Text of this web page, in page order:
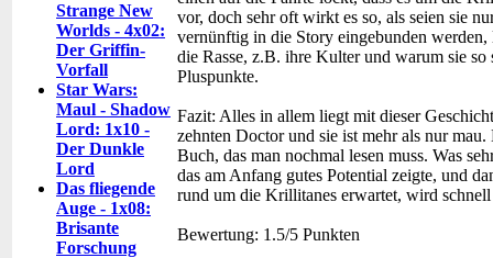
Strange New
Worlds - 4x02:
Der Griffin-
Vorfall
Star Wars:
Maul - Shadow
Lord: 1x10 -
Der Dunkle
Lord
Das fliegende
Auge - 1x08:
Brisante
Forschung
vor, doch sehr oft wirkt es so, als seien sie
vernünftig in die Story eingebunden werden,
die Rasse, z.B. ihre Kulter und warum sie
Pluspunkte.
Fazit: Alles in allem liegt mit dieser
zehnten Doctor und sie ist mehr als nur
Buch, das man nochmal lesen muss. Was
das am Anfang gutes Potential zeigte, und
rund um die Krillitanes erwartet, wird schnell
Bewertung: 1.5/5 Punkten